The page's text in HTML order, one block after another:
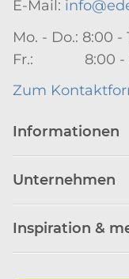
E-Mail:
Mo. - Do.: 8:00 -
Fr.: 8:00 -
Zum
Informationen
Unternehmen
Inspiration &